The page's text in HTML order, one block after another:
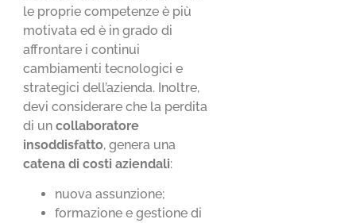
le proprie competenze è più
motivata ed è in grado di
affrontare i continui
cambiamenti tecnologici e
strategici dell’azienda. Inoltre,
devi considerare che la perdita
di uncollaboratore
insoddisfatto, genera una
catena di costi aziendali:
nuova assunzione;
formazione e gestione di